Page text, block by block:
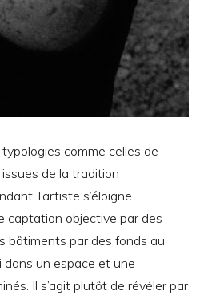
comme celles de
issues de la tradition
l’artiste s’éloigne
captation objective par des
bâtiments par des fonds au
dans un espace et une
Il s’agit plutôt de révéler par